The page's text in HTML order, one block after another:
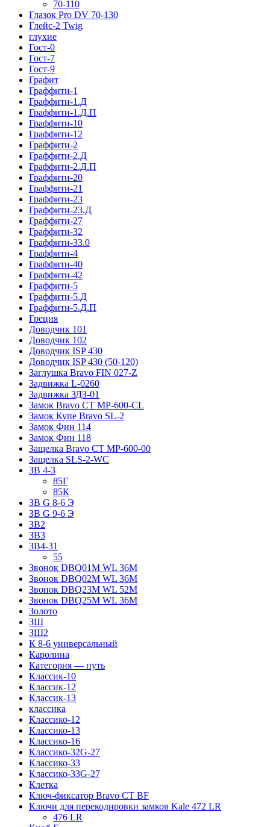
70-110
Глазок Pro DV 70-130
Глейс-2 Twig
глухие
Гост-0
Гост-7
Гост-9
Графит
Граффити-1
Граффити-1.Д
Граффити-1.Д.П
Граффити-10
Граффити-12
Граффити-2
Граффити-2.Д
Граффити-2.Д.П
Граффити-20
Граффити-21
Граффити-23
Граффити-23.Д
Граффити-27
Граффити-32
Граффити-33.0
Граффити-4
Граффити-40
Граффити-42
Граффити-5
Граффити-5.Д
Граффити-5.Д.П
Греция
Доводчик 101
Доводчик 102
Доводчик ISP 430
Доводчик ISP 430 (50-120)
Заглушка Bravo FIN 027-Z
Задвижка L-0260
Задвижка ЗДЗ-01
Замок Bravo СТ MP-600-CL
Замок Купе Bravo SL-2
Замок Фин 114
Замок Фин 118
Защелка Bravo СТ MP-600-00
Защелка SLS-2-WC
ЗВ 4-3
85Г
85К
ЗВ G 8-6 Э
ЗВ G 9-6 Э
ЗВ2
ЗВ3
ЗВ4-31
55
Звонок DBQ01M WL 36M
Звонок DBQ02M WL 36M
Звонок DBQ23M WL 52M
Звонок DBQ25M WL 36M
Золото
ЗШ
ЗШ2
К 8-6 универсальный
Каролина
Категория — путь
Классик-10
Классик-12
Классик-13
классика
Классико-12
Классико-13
Классико-16
Классико-32G-27
Классико-33
Классико-33G-27
Клетка
Ключ-фиксатор Bravo СТ BF
Ключи для перекодировки замков Kale 472 LR
476 LR